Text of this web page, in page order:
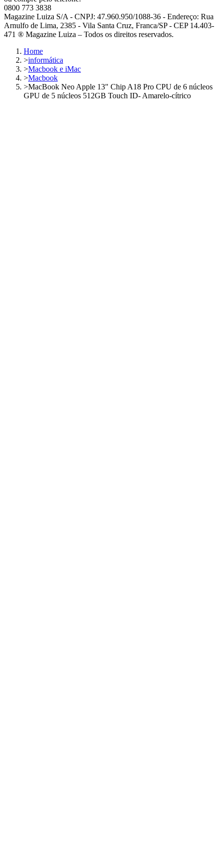
0800 773 3838
Magazine Luiza S/A - CNPJ: 47.960.950/1088-36 - Endereço: Rua
Arnulfo de Lima, 2385 - Vila Santa Cruz, Franca/SP - CEP 14.403-
471 ® Magazine Luiza – Todos os direitos reservados.
Home
>informática
>Macbook e iMac
>Macbook
>MacBook Neo Apple 13" Chip A18 Pro CPU de 6 núcleos
GPU de 5 núcleos 512GB Touch ID- Amarelo-cítrico